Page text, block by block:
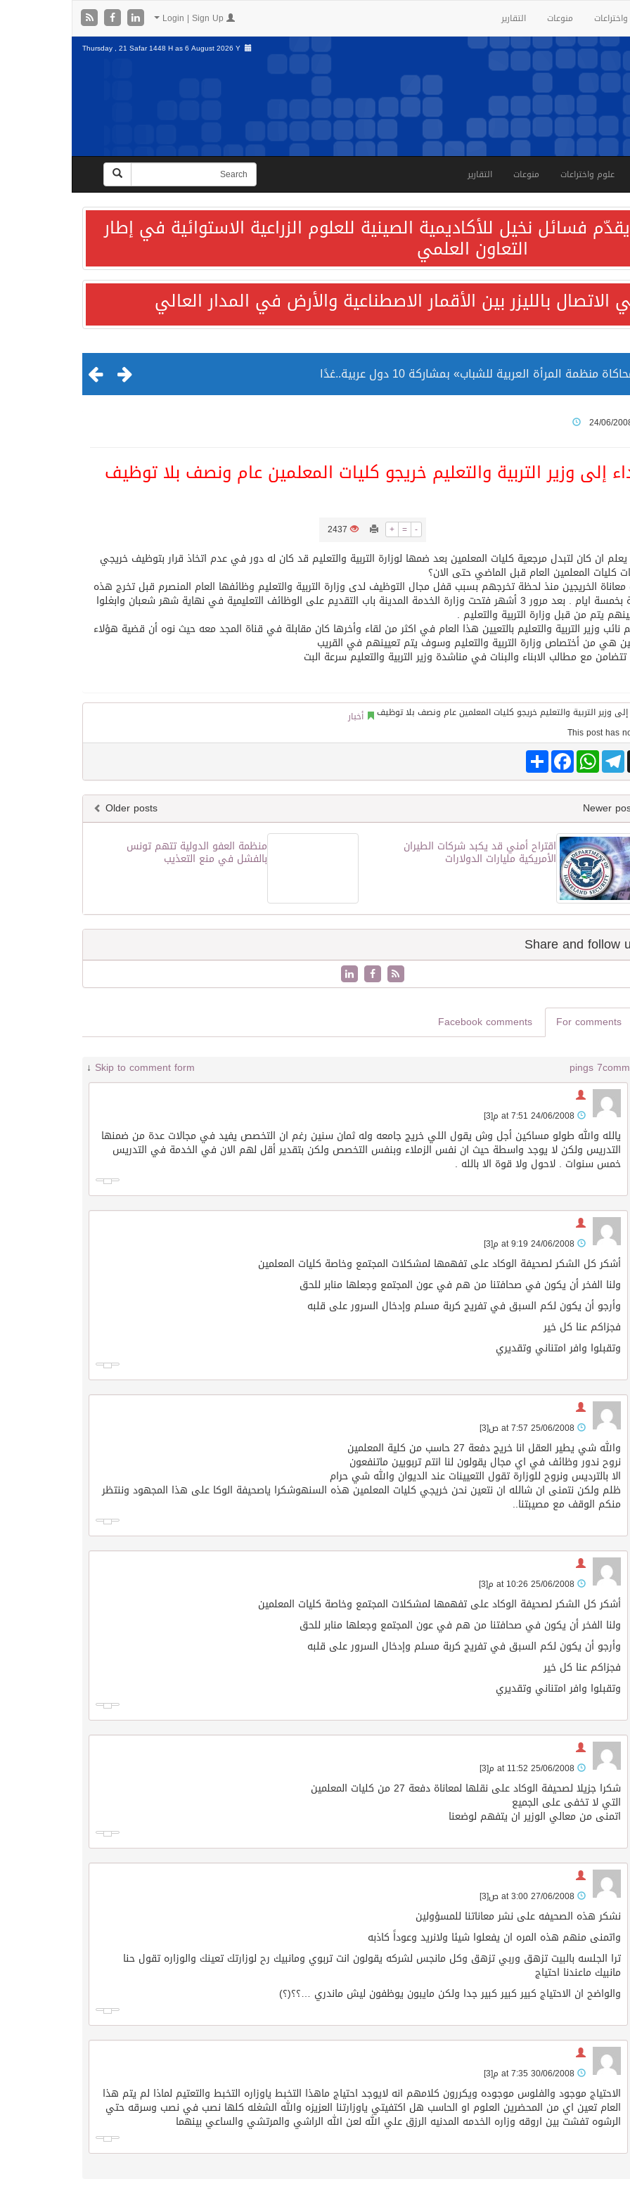
منوعات التقارير
Thursday , 21 Safar 1448 H as6 August 2026 Y
علوم واختراعات منوعات التقارير
فسائل نخيل للأكاديمية الصينية للعلوم الزراعية الاستوائية في إطار
التعاون العلمي
بالليزر بين الأقمار الاصطناعية والأرض في المدار العالي
المرأة العربية للشباب» بمشاركة 10 دول عربية..غدًا
بصورة أكثر إيجابية من الولايات المتحدة
ضمن قائمة التراث العالمي
الحرمين الشريفين توثق أسماء الخلفاء الراشدين وتعود إلى القرن الثالث عشر الهجري
اتفاقية تطوير مصانع جاهزة ومتخصصة في مجال الطاقة
24/06/
إلى وزير التربية والتعليم خريجو كليات المعلمين عام ونصف بلا توظيف
+ = -
2437
يعلم ان كان لتبدل مرجعية كليات المعلمين بعد ضمها لوزارة التربية والتعليم قد كان له دور في عدم اتخاذ قرار بتوظيف خريجي
كليات المعلمين العام قبل الماضي حتى الان؟
الخريجين منذ لحظة تخرجهم بسبب قفل مجال التوظيف لدى وزارة التربية والتعليم وظائفها العام المنصرم قبل تخرج هذه
الدفعة بخمسة ايام . بعد مرور 3 أشهر فتحت وزارة الخدمة المدينة باب التقديم على الوظائف التعليمية في نهاية شهر شعبان وابغلوا
يتم من قبل وزارة التربية والتعليم .
وزير التربية والتعليم بالتعيين هذا العام في اكثر من لقاء وأخرها كان مقابلة في قناة المجد معه حيث نوه أن قضية هؤلاء
هي من أختصاص وزارة التربية والتعليم وسوف يتم تعيينهم في القريب
تتضامن مع مطالب الابناء والبنات في مناشدة وزير التربية والتعليم سرعة البت
أخبار
Share
FacebookWhatsAppTelegram
Older posts
منظمة العفو الدولية تتهم تونس
بالفشل في منع التعذيب
اقتراح أمني قد يكبد شركات الطيران
الأمريكية مليارات الدولارات
For comments
Facebook comments
7 pings
Skip to comment form
↓
[3]
يالله والله طولو مساكين أجل وش يقول اللي خريج جامعه وله ثمان سنين رغم ان التخصص يفيد في مجالات عدة من ضمنها
التدريس ولكن لا يوجد واسطة حيث ان نفس الزملاء وبنفس التخصص ولكن بتقدير أقل لهم الان في الخدمة في التدريس
خمس سنوات . لاحول ولا قوة الا بالله .
[3]
أشكر كل الشكر لصحيفة الوكاد على تفهمها لمشكلات المجتمع وخاصة كليات المعلمين
ولنا الفخر أن يكون في صحافتنا من هم في عون المجتمع وجعلها منابر للحق
وأرجو أن يكون لكم السبق في تفريج كربة مسلم وإدخال السرور على قلبه
فجزاكم عنا كل خير
وتقبلوا وافر امتناني وتقديري
[3]
والله شي يطير العقل انا خريج دفعة 27 حاسب من كلية المعلمين
نروح ندور وظائف في اي مجال يقولون لنا انتم تربويين ماتنفعون
الا بالترديس ونروح للوزارة تقول التعيينات عند الديوان والله شي حرام
ظلم ولكن نتمنى ان شالله ان نتعين نحن خريجي كليات المعلمين هذه السنهوشكرا ياصحيفة الوكا على هذا المجهود وننتظر
منكم الوقف مع مصيبتنا..
[3]
أشكر كل الشكر لصحيفة الوكاد على تفهمها لمشكلات المجتمع وخاصة كليات المعلمين
ولنا الفخر أن يكون في صحافتنا من هم في عون المجتمع وجعلها منابر للحق
وأرجو أن يكون لكم السبق في تفريج كربة مسلم وإدخال السرور على قلبه
فجزاكم عنا كل خير
وتقبلوا وافر امتناني وتقديري
[3]
شكرا جزيلا لصحيفة الوكاد على نقلها لمعاناة دفعة 27 من كليات المعلمين
التي لا تخفى على الجميع
اتمنى من معالي الوزير ان يتفهم لوضعنا
[3]
نشكر هذه الصحيفه على نشر معاناتنا للمسؤولين
واتمنى منهم هذه المره ان يفعلوا شيئا ولانريد وعوداً كاذبه
ترا الجلسه بالبيت تزهق وربي تزهق وكل مانجس لشركه يقولون انت تربوي ومانبيك رح لوزارتك تعينك والوزاره تقول حنا
مانبيك ماعندنا احتياج
والواضح ان الاحتياج كبير كبير كبير جدا ولكن مايبون يوظفون ليش ماندري …؟؟(؟)
[3]
الاحتياج موجود والفلوس موجوده ويكررون كلامهم انه لايوجد احتياج ماهذا التخبط ياوزاره التخبط والتعتيم لماذا لم يتم هذا
العام تعين اي من المحضرين العلوم او الحاسب هل اكتفيتي ياوزارتنا العزيزه والله الشغله كلها نصب في نصب وسرقه حتي
الرشوه تفشت بين اروقه وزاره الخدمه المدنيه الرزق علي الله لعن الله الراشي والمرتشي والساعي بينهما